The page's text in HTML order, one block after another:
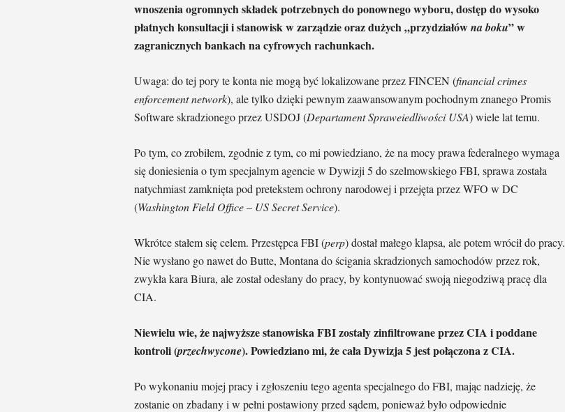
wnoszenia ogromnych składek potrzebnych do ponownego wyboru, dostęp do wysoko
płatnych konsultacji i stanowisk w zarządzie oraz dużych „przydziałówna boku” w
zagranicznych bankach na cyfrowych rachunkach.
Uwaga: do tej pory te konta nie mogą być lokalizowane przez FINCEN (financial crimes
enforcement network), ale tylko dzięki pewnym zaawansowanym pochodnym znanego Promis
Software skradzionego przez USDOJ (Departament Spraweiedliwości USA) wiele lat temu.
Po tym, co zrobiłem, zgodnie z tym, co mi powiedziano, że na mocy prawa federalnego wymaga
się doniesienia o tym specjalnym agencie w Dywizji 5 do szelmowskiego FBI, sprawa została
natychmiast zamknięta pod pretekstem ochrony narodowej i przejęta przez WFO w DC
(Washington Field Office – US Secret Service).
Wkrótce stałem się celem. Przestępca FBI (perp) dostał małego klapsa, ale potem wrócił do pracy.
Nie wysłano go nawet do Butte, Montana do ścigania skradzionych samochodów przez rok,
zwykła kara Biura, ale został odesłany do pracy, by kontynuować swoją niegodziwą pracę dla
CIA.
Niewielu wie, że najwyższe stanowiska FBI zostały zinfiltrowane przez CIA i poddane
kontroli (przechwycone).Powiedziano mi, że cała Dywizja 5 jest połączona z CIA.
Po wykonaniu mojej pracy i zgłoszeniu tego agenta specjalnego do FBI, mając nadzieję, że
zostanie on zbadany i w pełni postawiony przed sądem, ponieważ było odpowiednie